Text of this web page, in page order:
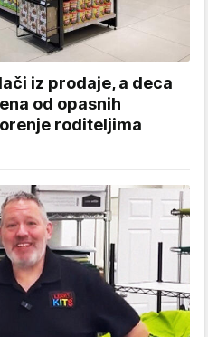
iz prodaje, a deca
od opasnih
roditeljima